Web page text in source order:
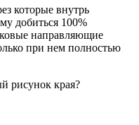
которые внутрь
добиться 100%
направляющие
при нем полностью
рисунок края?